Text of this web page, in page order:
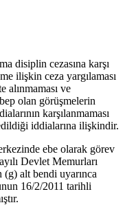
disiplin cezasına karşı
ilişkin ceza yargılaması
alınmaması ve
olan görüşmelerin
karşılanmaması
iddialarına ilişkindir.
ebe olarak görev
Devlet Memurları
alt bendi uyarınca
16/2/2011 tarihli